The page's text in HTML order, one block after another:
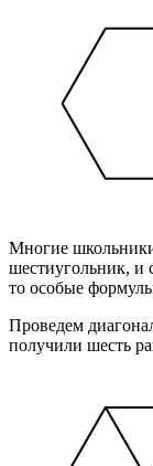
Многие
шестиугольник, и
то особые
Проведем
получили шесть